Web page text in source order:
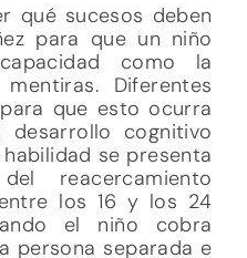
qué sucesos deben
para que un niño
como la
Diferentes
que esto ocurra
cognitivo
se presenta
reacercamiento
los 16 y los 24
el niño cobra
persona separada e